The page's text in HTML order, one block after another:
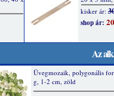
Az
Üvegmozaik, polygonális
g, 1-2 cm, zöld